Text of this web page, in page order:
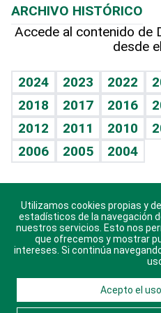
Hablando con el pediatra
Vida y familia
Eñe
Celebrando la vida
Sin complejos
En pocas palabras
Escuchando al corazón
Economía Personal
TBT Deportivo
Más firmas
Hecho en casa
Guía del dinero
Cumpleaños
Horóscopos
Crucigramas
ARCHIVO HISTÓRICO
Accede al contenido de
desde
2024 2023 2022
2018
2017 2016
2012
2011 2010
2006
2005 2004
Descarga nuestras
sistema
© 2021 Diario Libre, todos
Utilizamos cookies propias y
estadísticos de la navegación
nuestros servicios. Esto nos
que ofrecemos y mostrar
intereses. Si continúa
Acepto el